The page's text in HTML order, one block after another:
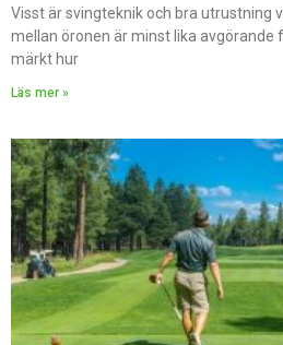
Visst är svingteknik och bra utrustning
mellan öronen är minst lika avgörande
märkt hur
Läs mer »